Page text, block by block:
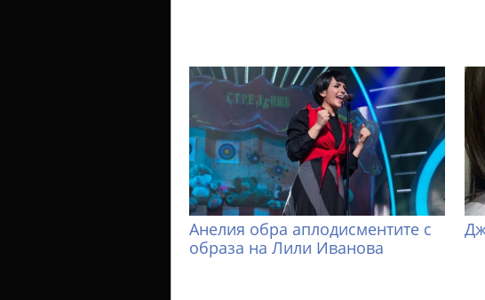
Анелия обра аплодисментите с
образа на Лили Иванова